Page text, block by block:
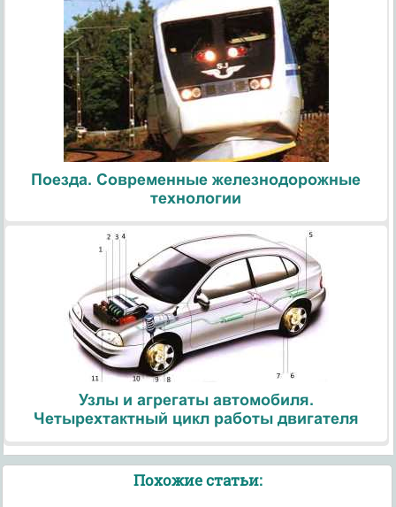
Поезда. Современные железнодорожные
технологии
Узлы и агрегаты автомобиля.
Четырехтактный цикл работы двигателя
Похожие статьи: